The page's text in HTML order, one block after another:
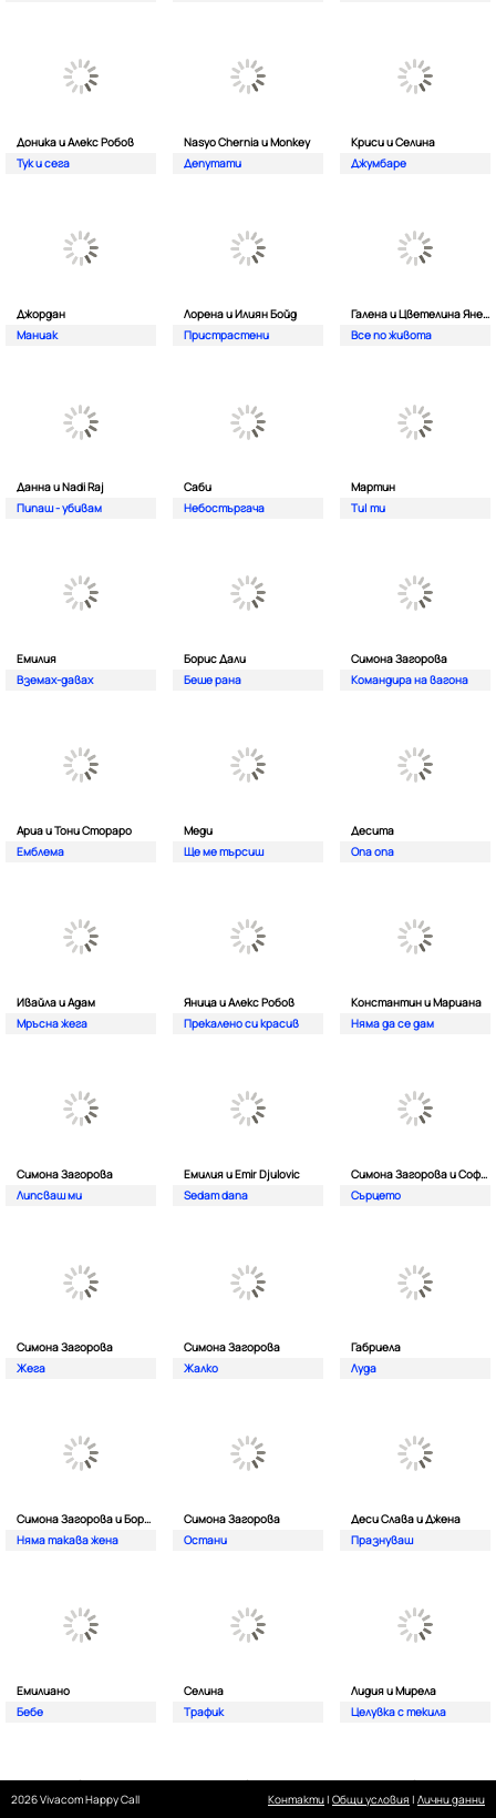
Доника и Алекс Робов
Тук и сега
Nasyo Chernia и Monkey
Депутати
Криси и Селина
Джумбаре
Джордан
Маниак
Лорена и Илиян Бойд
Пристрастени
Галена и Цветелина Янева
Все по живота
Данна и Nadi Raj
Пипаш - убивам
Саби
Небостъргача
Мартин
Ти| ти
Емилия
Вземах-давах
Борис Дали
Беше рана
Симона Загорова
Командира на вагона
Ариа и Тони Стораро
Емблема
Меди
Ще ме търсиш
Десита
Опа опа
Ивайла и Адам
Мръсна жега
Яница и Алекс Робов
Прекалено си красив
Константин и Мариана
Няма да се дам
Симона Загорова
Липсваш ми
Емилия и Emir Djulovic
Sedam dana
Симона Загорова и Софи Маринова
Сърцето
Симона Загорова
Жега
Симона Загорова
Жалко
Габриела
Луда
Симона Загорова и Борис Солтарийски
Няма такава жена
Симона Загорова
Остани
Деси Слава и Джена
Празнуваш
Емилиано
Бебе
Селина
Трафик
Лидия и Мирела
Целувка с текила
2026 Vivacom Happy Call Контакти| Общи условия | Лични данни